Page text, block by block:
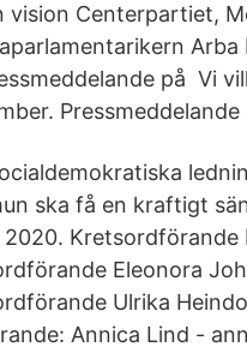
vision Centerpartiet,
på Vi
ska få en kraftigt
2020. Kretsordförande
Eleonora
Ulrika
Annica Lind -